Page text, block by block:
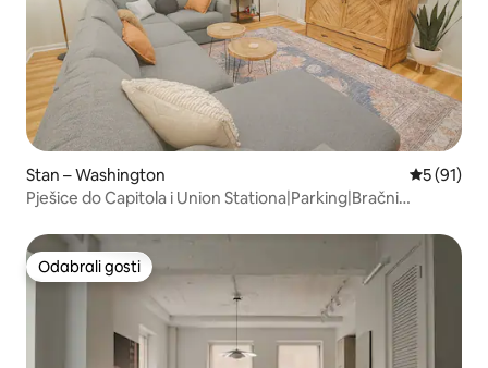
Stan – Washington Prosječna
5 (91)
Pješice do Capitola i Union Stationa|Parking|Bračni
Odabrali gosti
Odabrali gosti